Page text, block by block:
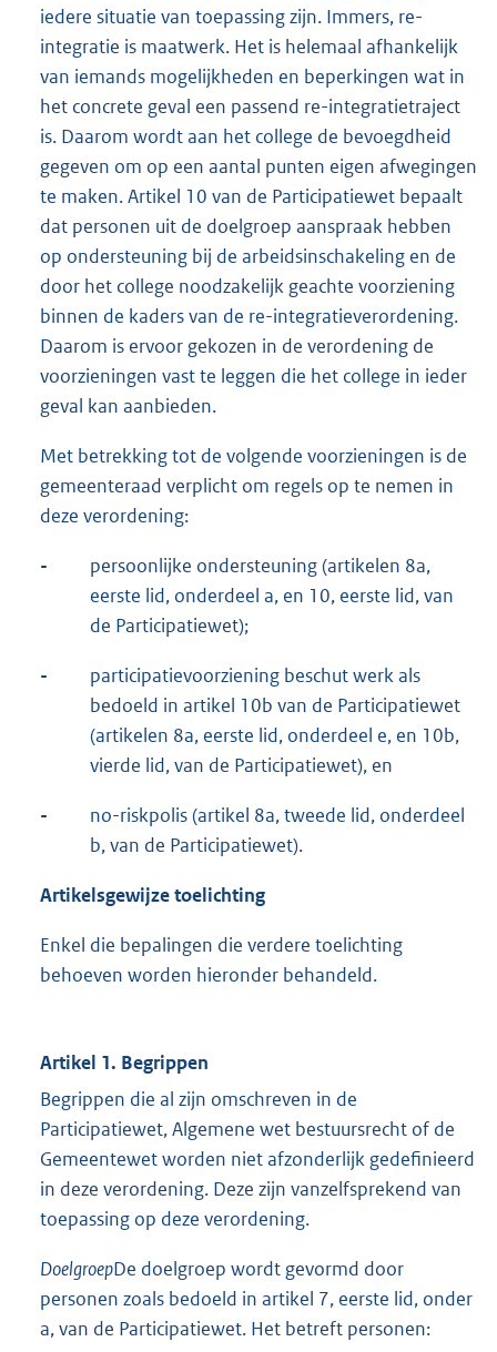
iedere situatie van toepassing zijn. Immers, re-
integratie is maatwerk. Het is helemaal afhankelijk
van iemands mogelijkheden en beperkingen wat in
het concrete geval een passend re-integratietraject
is. Daarom wordt aan het college de bevoegdheid
gegeven om op een aantal punten eigen afwegingen
te maken. Artikel 10 van de Participatiewet bepaalt
dat personen uit de doelgroep aanspraak hebben
op ondersteuning bij de arbeidsinschakeling en de
door het college noodzakelijk geachte voorziening
binnen de kaders van de re-integratieverordening.
Daarom is ervoor gekozen in de verordening de
voorzieningen vast te leggen die het college in ieder
geval kan aanbieden.
Met betrekking tot de volgende voorzieningen is de
gemeenteraad verplicht om regels op te nemen in
deze verordening:
-
persoonlijke ondersteuning (artikelen 8a,
eerste lid, onderdeel a, en 10, eerste lid, van
de Participatiewet);
-
participatievoorziening beschut werk als
bedoeld in artikel 10b van de Participatiewet
(artikelen 8a, eerste lid, onderdeel e, en 10b,
vierde lid, van de Participatiewet), en
-
no-riskpolis (artikel 8a, tweede lid, onderdeel
b, van de Participatiewet).
Artikelsgewijze toelichting
Enkel die bepalingen die verdere toelichting
behoeven worden hieronder behandeld.
Artikel 1. Begrippen
Begrippen die al zijn omschreven in de
Participatiewet, Algemene wet bestuursrecht of de
Gemeentewet worden niet afzonderlijk gedefinieerd
in deze verordening. Deze zijn vanzelfsprekend van
toepassing op deze verordening.
DoelgroepDe doelgroep wordt gevormd door
personen zoals bedoeld in artikel 7, eerste lid, onder
a, van de Participatiewet. Het betreft personen: